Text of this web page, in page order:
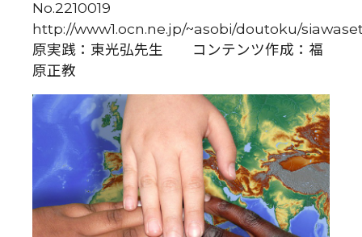
No.2210019
http://www1.ocn.ne.jp/~asobi/doutoku/
原実践：東光弘先生 コンテンツ作成：福
原正教